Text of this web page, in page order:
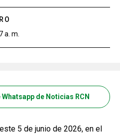
a. m.
de Noticias RCN
5 de junio de 2026, en el